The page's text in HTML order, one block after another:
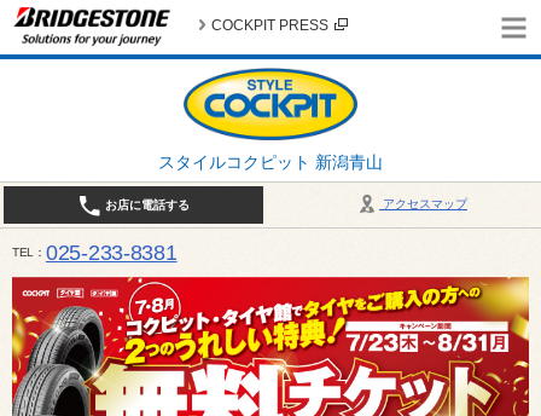
スタイルコクピット 新潟青山
COCKPIT PRESS
アクセスマップ
お店に電話する
TEL 025-233-8381
営業時間は10:00～18:30 作業、商談受付は10:00〜18:00です。 / 定休日：2026年 8月のお休み
（日曜日）、19日（水曜日）26日（水曜日）